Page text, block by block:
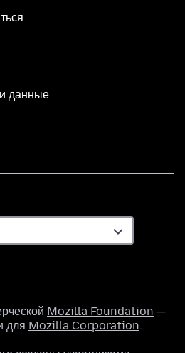
данные
Mozilla Foundation —
для Mozilla Corporation.